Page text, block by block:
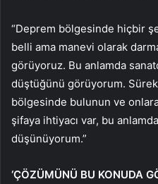
“Deprem bölgesinde hiçbir
belli ama manevi olarak
görüyoruz. Bu anlamda
düştüğünü görüyorum.
bölgesinde bulunun ve
şifaya ihtiyacı var, bu
düşünüyorum.”
‘ÇÖZÜMÜNÜ BU KONUDA